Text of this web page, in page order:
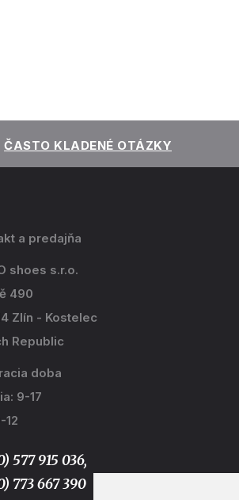
ČASTO KLADENÉ OTÁZKY
a predajňa
shoes s.r.o.
490
Zlín - Kostelec
Republic
doba
9-17
12
577 915 036,
773 667 390